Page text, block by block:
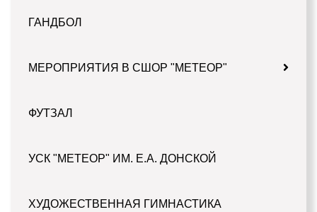
ГАНДБОЛ
МЕРОПРИЯТИЯ В СШОР "МЕТЕОР"
ФУТЗАЛ
УСК "МЕТЕОР" ИМ. Е.А. ДОНСКОЙ
ХУДОЖЕСТВЕННАЯ ГИМНАСТИКА